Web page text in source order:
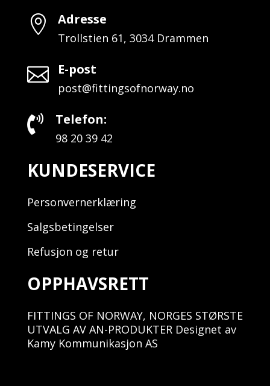
 Adresse
Trollstien 61, 3034 Drammen
 E-post
post@fittingsofnorway.no
 Telefon:
98 20 39 42
KUNDESERVICE
Personvernerklæring
Salgsbetingelser
Refusjon og retur
OPPHAVSRETT
FITTINGS OF NORWAY, NORGES STØRSTE
UTVALG AV AN-PRODUKTER Designet av
Kamy Kommunikasjon AS